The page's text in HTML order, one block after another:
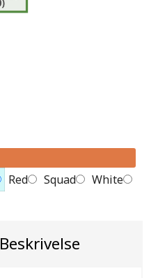
Red Squad White
Beskrivelse